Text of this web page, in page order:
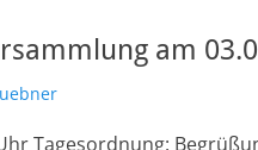
am
Tagesordnung: